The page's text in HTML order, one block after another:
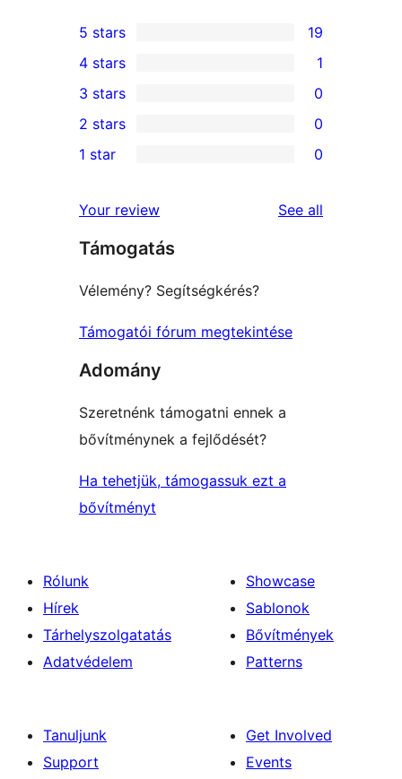
19
5-
star
reviews
5 stars 19
4-
star
review
4 stars 1
0
3-
star
3 stars 0
2-
reviews
2 stars 0
star
reviews
1 star 0
Your review See all
Támogatás
Vélemény? Segítségkérés?
Támogatói fórum megtekintése
Adomány
Szeretnénk támogatni ennek a
bővítménynek a fejlődését?
Ha tehetjük, támogassuk ezt a
bővítményt
Rólunk
Hírek
Tárhelyszolgatatás
Adatvédelem
Showcase
Sablonok
Bővítmények
Patterns
Tanuljunk
Support
Get Involved
Events